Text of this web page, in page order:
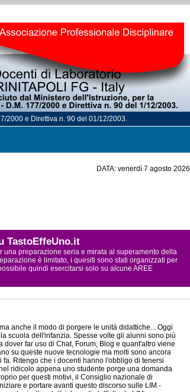
2000 e Direttiva n. 90 del 01/12/2003.
DATA: venerdì 7 agosto 2026
TastoEffeUno.it
una preparazione seria e mirata al superamento della
è limitato, i quesiti sono stati organizzati per
quindi esercitarsi solo su alcune AREE
anche il modo di porgere le unità didattiche... Oggi
scuola dell'infanzia. Spesse volte gli alunni sono più
far uso di Chat, Forum, Blog e quant'altro viene
su queste nuove tecnologie ma molti sono ancora
Ritengo che i docenti hanno l'obbligo di tenersi
ridicolo appena uno studente porge una domanda
per questi motivi, il Consiglio nazionale di
e portare avanti questo discorso sulle LIM -